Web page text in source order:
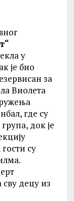
у
је био
за
Виолета
где су
док је
су
сву децу из